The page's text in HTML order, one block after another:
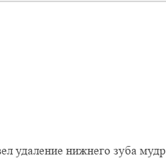
удаление нижнего зуба